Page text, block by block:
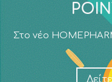
Στο νέο